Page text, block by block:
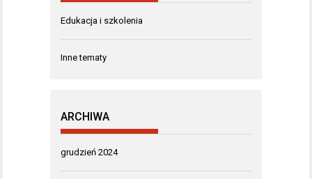
Edukacja i szkolenia
Inne tematy
ARCHIWA
grudzień 2024